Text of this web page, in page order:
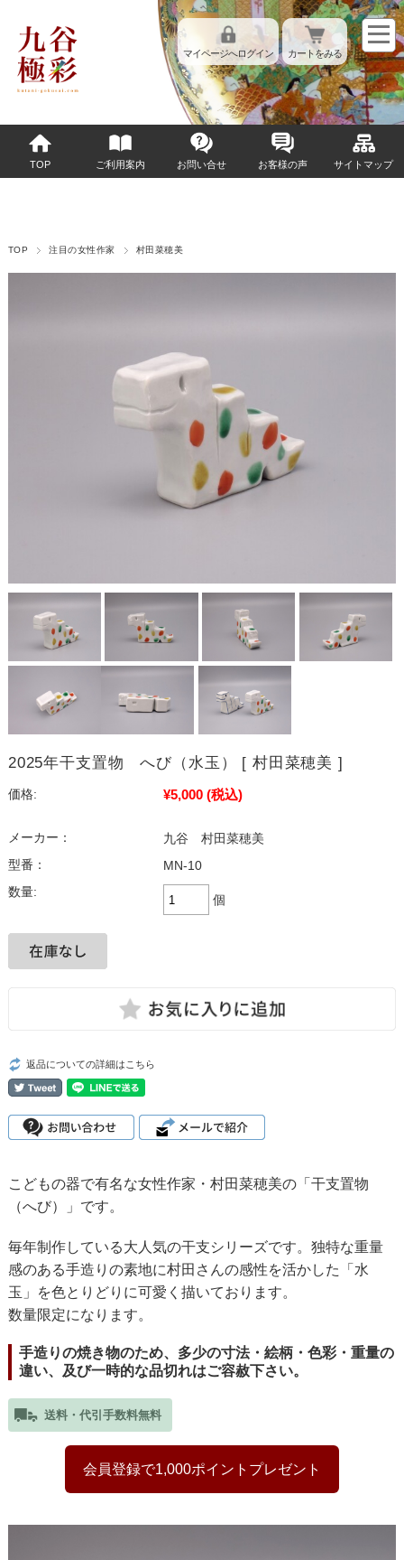
マイページへログイン カートをみる
TOP ご利用案内 お問い合せ お客様の声 サイトマップ
TOP 注目の女性作家 村田菜穂美
2025年干支置物 へび（水玉） [ 村田菜穂美 ]
価格: ¥5,000 (税込)
メーカー：
九谷 村田菜穂美
型番：
MN-10
数量:
個
返品についての詳細はこちら
こどもの器で有名な女性作家・ 村田菜穂美の「 干支置物
（へび）
」です。
毎年制作している大人気の干支シリーズです。独特な重量
感のある手造りの素地に村田さんの感性を活かした「水
玉」を色とりどりに可愛く描いております。
数量限定になります。
手造りの焼き物のため、多少の寸法・絵柄・色彩・重量の
違い、及び一時的な品切れはご容赦下さい。
送料・代引手数料無料
会員登録で1,000ポイントプレゼント